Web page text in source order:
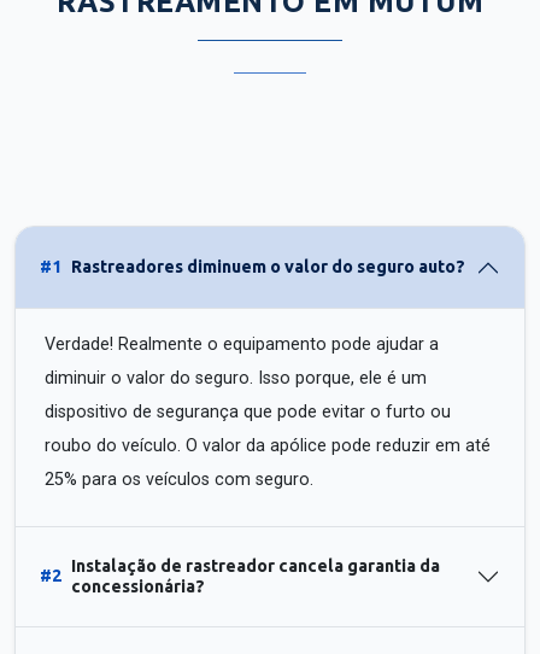
#1 Rastreadores diminuem o valor do seguro auto?
Verdade! Realmente o equipamento pode ajudar a
diminuir o valor do seguro. Isso porque, ele é um
dispositivo de segurança que pode evitar o furto ou
roubo do veículo. O valor da apólice pode reduzir em até
25% para os veículos com seguro.
#2
Instalação de rastreador cancela garantia da
concessionária?